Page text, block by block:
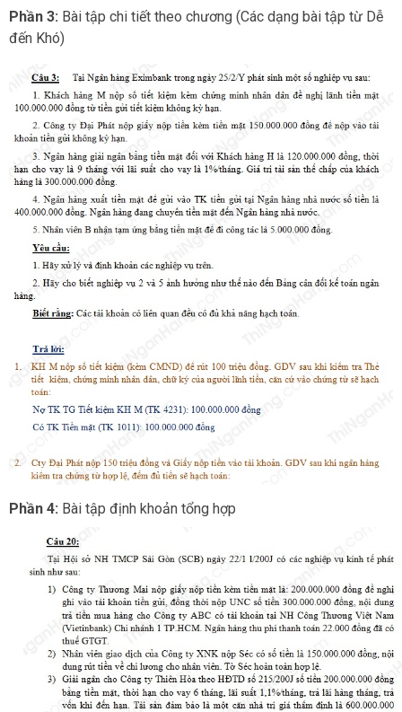
Phần 3: Bài tập chi tiết theo chương (Các dạng bài tập từ Dễ
đến Khó)
Phần 4: Bài tập định khoản tổng hợp